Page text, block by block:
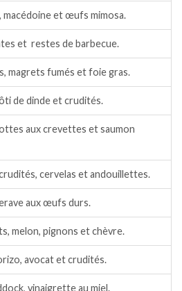
macédoine et œufs mimosa.
et restes de barbecue.
magrets fumés et foie gras.
de dinde et crudités.
aux crevettes et saumon
cervelas et andouillettes.
aux œufs durs.
melon, pignons et chèvre.
avocat et crudités.
vinaigrette au miel.